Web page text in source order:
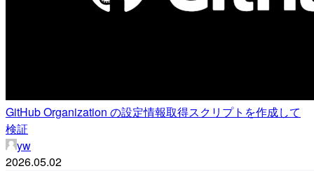
GitHub Organization の設定情報取得スクリプトを作成して
検証
yw
2026.05.02